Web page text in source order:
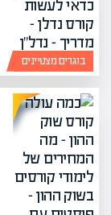
בוגרים מצטיינים